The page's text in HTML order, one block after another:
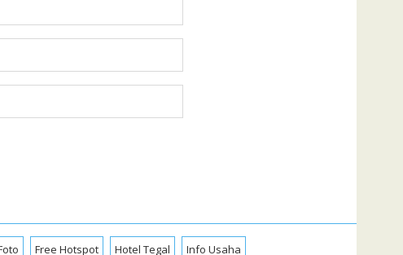
Free Hotspot Hotel Tegal Info Usaha